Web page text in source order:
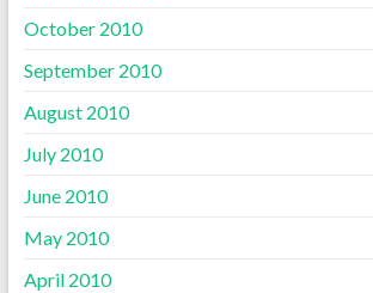
October 2010
September 2010
August 2010
July 2010
June 2010
May 2010
April 2010